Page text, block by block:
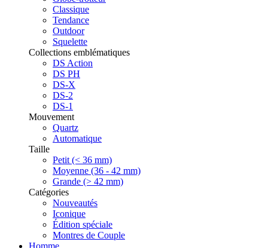
Classique
Tendance
Outdoor
Squelette
Collections emblématiques
DS Action
DS PH
DS-X
DS-2
DS-1
Mouvement
Quartz
Automatique
Taille
Petit (< 36 mm)
Moyenne (36 - 42 mm)
Grande (> 42 mm)
Catégories
Nouveautés
Iconique
Édition spéciale
Montres de Couple